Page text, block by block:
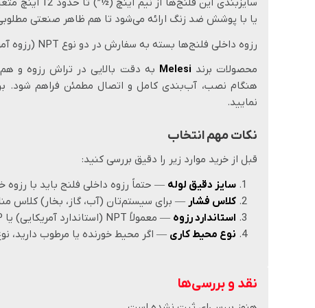
یا با پوشش ضد زنگ ارائه می‌شود تا هم ظاهر صنعتی
رزوه داخلی فلنج‌ها بسته به سفارش در دو نوع NPT (رزوه آمریکایی) یا BSP (رزوه انگلیسی) ساخته می‌شود.
محصولات برند Melesi به دقت بالایی در تراش رزوه و
هنگام نصب، آب‌بندی کامل و اتصال مطمئن فراهم شود.
نمایید.
نکات مهم انتخاب
قبل از خرید موارد زیر را دقیق بررسی کنید:
سایز دقیق لوله — حتماً رزوه داخلی فلنج باید با رزوه
کلاس فشار — برای سیستم‌تان (آب، گاز، بخار) کلاس
استاندارد رزوه — معمولاً NPT (استاندارد آمریکایی) یا BSP (استاندارد انگلیسی) است.
نوع محیط کاری — اگر محیط خورنده یا مرطوب دارید،
نقد و بررسی‌ها